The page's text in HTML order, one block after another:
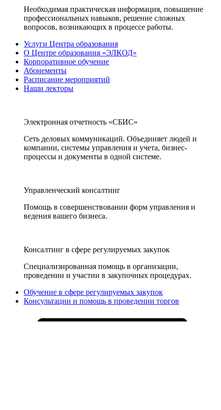
Необходимая практическая информация, повышение
профессиональных навыков, решение сложных
вопросов, возникающих в процессе работы.
Услуги Центра образования
О Центре образования «ЭЛКОД»
Корпоративное обучение
Абонементы
Расписание мероприятий
Наши лекторы
Электронная отчетность «СБИС»
Сеть деловых коммуникаций. Объединяет людей и
компании, системы управления и учета, бизнес-
процессы и документы в одной системе.
Управленческий консалтинг
Помощь в совершенствовании форм управления и
ведения вашего бизнеса.
Консалтинг в сфере регулируемых закупок
Специализированная помощь в организации,
проведении и участии в закупочных процедурах.
Обучение в сфере регулируемых закупок
Консультации и помощь в проведении торгов